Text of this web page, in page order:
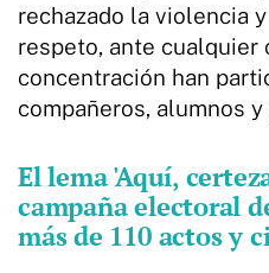
rechazado la violencia
respeto, ante cualquier
concentración han
compañeros, alumnos
El lema 'Aquí,
campaña electoral
más de 110 actos y